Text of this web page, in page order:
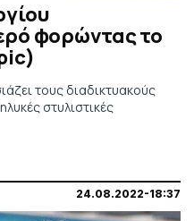
φορώντας το
τους διαδικτυακούς
στυλιστικές
24.08.2022-18:37